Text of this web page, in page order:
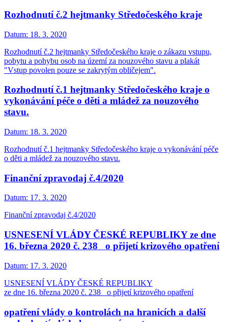
Rozhodnutí č.2 hejtmanky Středočeského kraje
Datum: 18. 3. 2020
Rozhodnutí č.2 hejtmanky Středočeského kraje o zákazu vstupu,
pobytu a pohybu osob na území za nouzového stavu a plakát
"Vstup povolen pouze se zakrytým obličejem".
Rozhodnutí č.1 hejtmanky Středočeského kraje o
vykonávání péče o děti a mládež za nouzového
stavu.
Datum: 18. 3. 2020
Rozhodnutí č.1 hejtmanky Středočeského kraje o vykonávání péče
o děti a mládež za nouzového stavu.
Finanční zpravodaj č.4/2020
Datum: 17. 3. 2020
Finanční zpravodaj č.4/2020
USNESENÍ VLÁDY ČESKÉ REPUBLIKY ze dne
16. března 2020 č. 238 o přijetí krizového opatření
Datum: 17. 3. 2020
USNESENÍ VLÁDY ČESKÉ REPUBLIKY
ze dne 16. března 2020 č. 238 o přijetí krizového opatření
opatření vlády o kontrolách na hranicích a další